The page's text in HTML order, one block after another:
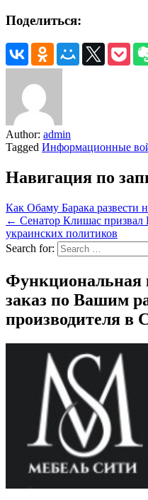
Поделиться:
Author: admin
Tagged Информационные
Навигация по
Как Обаму Барака развести
← Сенатор Клишас призвал
украинских политиков
Search for:
Функциональная
заказ по Вашим
производителя в